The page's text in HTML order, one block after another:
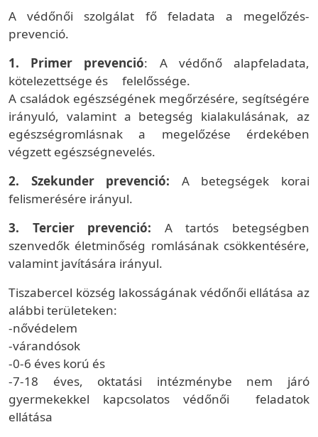
A védőnői szolgálat fő feladata a megelőzés-
prevenció.
1. Primer prevenció: A védőnő alapfeladata,
kötelezettsége és felelőssége.
A családok egészségének megőrzésére, segítségére
irányuló, valamint a betegség kialakulásának, az
egészségromlásnak a megelőzése érdekében
végzett egészségnevelés.
2. Szekunder prevenció: A betegségek korai
felismerésére irányul.
3. Tercier prevenció: A tartós betegségben
szenvedők életminőség romlásának csökkentésére,
valamint javítására irányul.
Tiszabercel község lakosságának védőnői ellátása az
alábbi területeken:
-nővédelem
-várandósok
-0-6 éves korú és
-7-18 éves, oktatási intézménybe nem járó
gyermekekkel kapcsolatos védőnői feladatok
ellátása